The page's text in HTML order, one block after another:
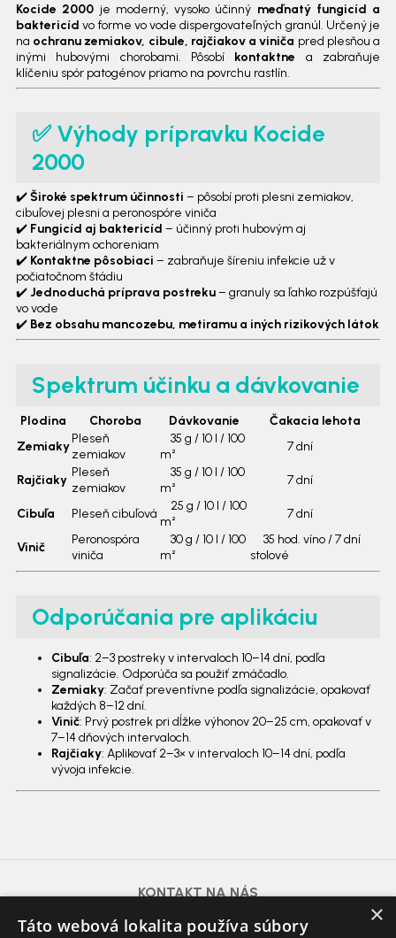
Kocide 2000 je moderný, vysoko účinný meďnatý fungicíd a
baktericíd vo forme vo vode dispergovateľných granúl. Určený je
na ochranu zemiakov, cibule, rajčiakov a viniča pred plesňou a
inými hubovými chorobami. Pôsobí kontaktne a zabraňuje
klíčeniu spór patogénov priamo na povrchu rastlín.
✅ Výhody prípravku Kocide
2000
✔️Široké spektrum účinnosti – pôsobí proti plesni zemiakov,
cibuľovej plesni a peronospóre viniča
✔️ Fungicíd aj baktericíd – účinný proti hubovým aj
bakteriálnym ochoreniam
✔️ Kontaktne pôsobiaci – zabraňuje šíreniu infekcie už v
počiatočnom štádiu
✔️Jednoduchá príprava postreku– granuly sa ľahko rozpúšťajú
vo vode
✔️ Bez obsahu mancozebu, metiramu a iných rizikových látok
Spektrum účinku a dávkovanie
Plodina Choroba Dávkovanie
Čakacia lehota
Zemiaky
Pleseň
zemiakov
35 g / 10 l / 100
m²
7 dní
Rajčiaky
Pleseň
zemiakov
35 g / 10 l / 100
m²
7 dní
Cibuľa Pleseň cibuľová
25 g / 10 l / 100
m²
7 dní
Vinič
Peronospóra
viniča
30 g / 10 l / 100
m²
35 hod. víno / 7 dní
stolové
Odporúčania pre aplikáciu
Cibuľa: 2–3 postreky v intervaloch 10–14 dní, podľa
signalizácie. Odporúča sa použiť zmáčadlo.
Zemiaky: Začať preventívne podľa signalizácie, opakovať
každých 8–12 dní.
Vinič: Prvý postrek pri dĺžke výhonov 20–25 cm, opakovať v
7–14 dňových intervaloch.
Rajčiaky: Aplikovať 2–3× v intervaloch 10–14 dní, podľa
vývoja infekcie.
KONTAKT NA NÁS
azdomazahrada@gmail.com
Voda, Plyn, Kúrenie, Poklopy:0915 625 310
×
Táto webová lokalita používa súbory